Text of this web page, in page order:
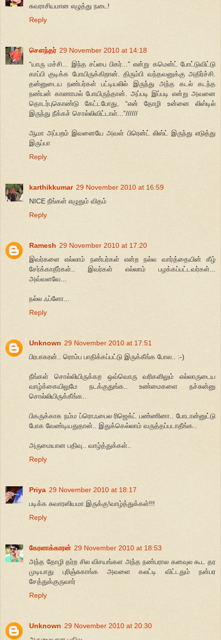
சுவராசியமான எழுத்து நடை!
Reply
சௌந்தர் 29 November 2010 at 14:18
“யாரு மச்சி... இந்த சப்பை பிகர்...” என்று கமென்ட் போட்டுவிட்டு
காப்பி குடிக்க போயிருக்கிறான். திரும்பி வந்தவனுக்கு அதிர்ச்சி.
தன்னுடைய நண்பர்கள் பட்டியலில் இருந்து அந்த கடல் கடந்த
நண்பன் காணாமல் போயிருந்தான். அப்படி இப்படி என்று அவனை
தொடர்புகொண்டு கேட்டபோது, “என் தோழி உன்னை லிஸ்டில்
இருந்து நீக்கச் சொல்லிவிட்டாள்...”//////
ஆமா அப்பறம் இவனையே அவள் பிரென்ட் லிஸ்ட் இருந்து எடுத்து
இருப்பா
Reply
karthikkumar 29 November 2010 at 16:59
NICE நீங்கள் எழுதும் விதம்
Reply
Ramesh 29 November 2010 at 17:20
இவர்களை எல்லாம் நண்பர்கள் என்ற நல்ல வார்த்தையின் கீழ்
சேர்க்காதீர்கள்.. இவர்கள் எல்லாம் பழக்கப்பட்டவர்கள்...
அவ்வளவே...
நல்ல ஃப்ளோ...
Reply
Unknown 29 November 2010 at 17:51
பிரபாகரன்.. ரொம்ப பாதிக்கப்பட்டு இருக்கீங்க போல.. :-)
நீங்கள் சொல்லியிருக்கற ஒவ்வொரு வரிகளிலும் எல்லாருடைய
வாழ்க்கையிலுமே நடக்குதுங்க.. உண்மைகளை நச்சுன்னு
சொல்லியிருக்கீங்க..
பிகருக்காக நம்ம ப்ரொஃபைல ரிஜெக்ட் பண்ணினா.. போடான்னுட்டு
போக வேண்டியதுதான்.. இதுக்கெல்லாம் வருத்தப்படாதீங்க..
அருமையான பதிவு.. வாழ்த்துக்கள்..
Reply
Priya 29 November 2010 at 18:17
படிக்க சுவாரஸியமா இருக்கு!வாழ்த்துக்கள்!!!
Reply
கேரளாக்காரன் 29 November 2010 at 18:53
அந்த தோழி தர்ற சில விசயங்கள அந்த நண்பரால கனவுல கூட தர
முடியாது புரிஞ்சுகாங்க அவளை கலட்டி விட்டதும் நன்பர
சேத்துக்குருவார்
Reply
Unknown 29 November 2010 at 20:30